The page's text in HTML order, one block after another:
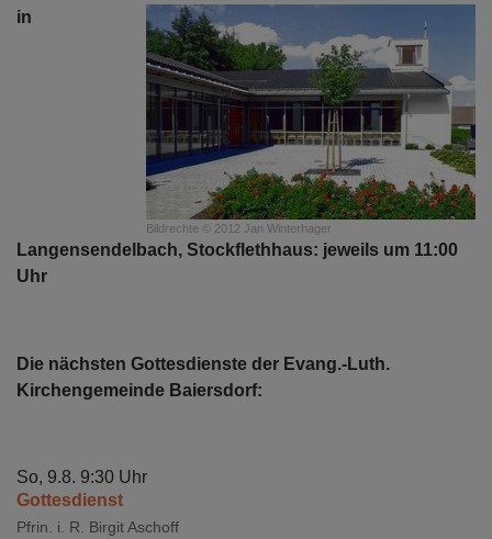
Bildrechte © 2012 Jan Winterhager
in
Langensendelbach, Stockflethhaus: jeweils um 11:00
Uhr
Die nächsten Gottesdienste der Evang.-Luth.
Kirchengemeinde Baiersdorf:
So, 9.8. 9:30 Uhr
Gottesdienst
Pfrin. i. R. Birgit Aschoff